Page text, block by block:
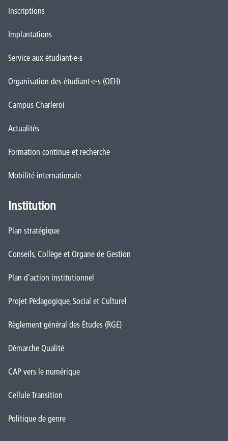
Inscriptions
Implantations
Service aux étudiant·e·s
Organisation des étudiant·e·s (OEH)
Campus Charleroi
Actualités
Formation continue et recherche
Mobilité internationale
Institution
Plan stratégique
Conseils, Collège et Organe de Gestion
Plan d'action institutionnel
Projet Pédagogique, Social et Culturel
Règlement général des Études (RGE)
Démarche Qualité
CAP vers le numérique
Cellule Transition
Politique de genre